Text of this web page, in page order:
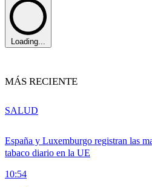
Loading...
MÁS RECIENTE
España y Luxemburgo registran las
tabaco diario en la UE
10:54
SALUD